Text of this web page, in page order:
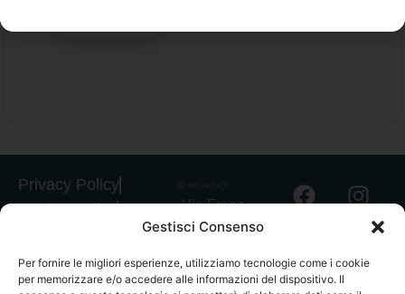
Gestisci Consenso
Per fornire le migliori esperienze, utilizziamo tecnologie come i cookie
per memorizzare e/o accedere alle informazioni del dispositivo. Il
Privacy Policy
Cookie Policy
Spedizioni
Informativa
Via Franz
Fischietti, 15
Palermo